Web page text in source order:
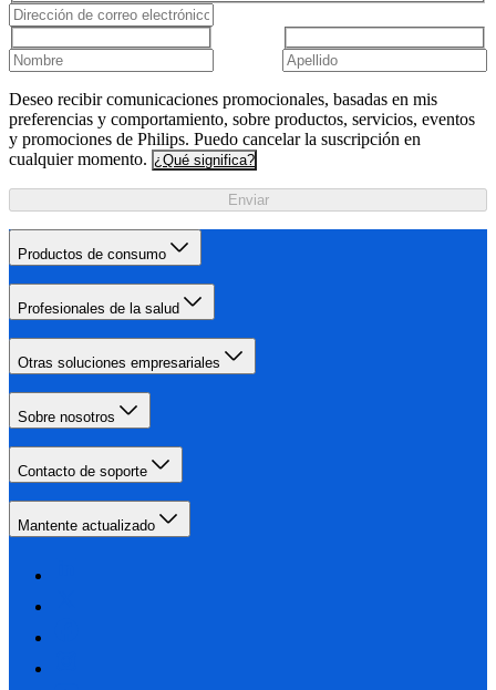
Deseo recibir comunicaciones promocionales, basadas en mis
preferencias y comportamiento, sobre productos, servicios, eventos
y promociones de Philips. Puedo cancelar la suscripción en
cualquier momento. ¿Qué significa?
Enviar
Productos de consumo
Profesionales de la salud
Otras soluciones empresariales
Sobre nosotros
Contacto de soporte
Mantente actualizado